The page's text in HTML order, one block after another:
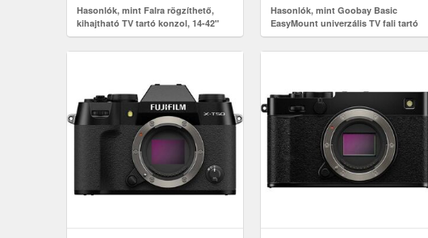
Hasonlók, mint Falra rögzíthető,
kihajtható TV tartó konzol, 14-42"
Hasonlók, mint Goobay Basic
EasyMount univerzális TV fali tartó
37-70col (94-178cm) ultralapos 14,
5mm max50kg